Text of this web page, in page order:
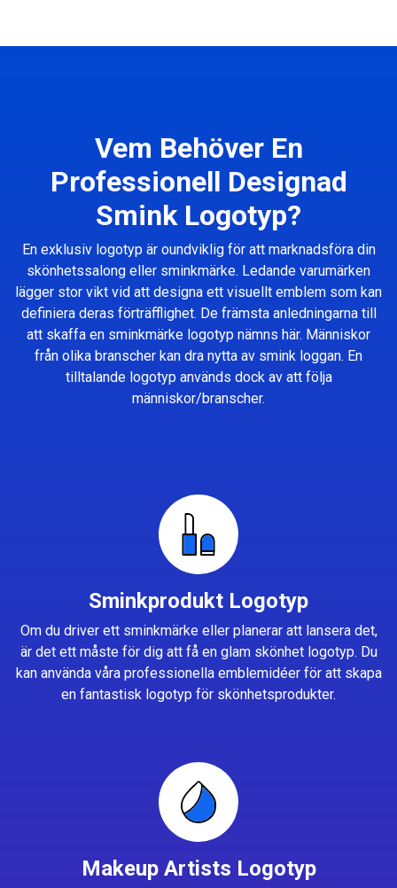
Vem Behöver En
Professionell Designad
Smink Logotyp?
En exklusiv logotyp är oundviklig för att marknadsföra din
skönhetssalong eller sminkmärke. Ledande varumärken
lägger stor vikt vid att designa ett visuellt emblem som kan
definiera deras förträfflighet. De främsta anledningarna till
att skaffa en sminkmärke logotyp nämns här. Människor
från olika branscher kan dra nytta av smink loggan. En
tilltalande logotyp används dock av att följa
människor/branscher.
Sminkprodukt Logotyp
Om du driver ett sminkmärke eller planerar att lansera det,
är det ett måste för dig att få en glam skönhet logotyp. Du
kan använda våra professionella emblemidéer för att skapa
en fantastisk logotyp för skönhetsprodukter.
Makeup Artists Logotyp